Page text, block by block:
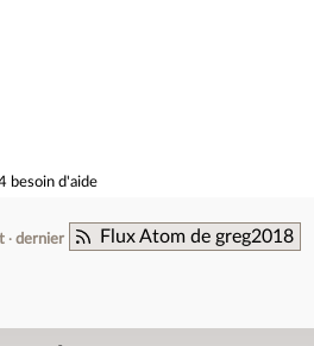
besoin d'aide
Flux Atom de greg2018
dernier